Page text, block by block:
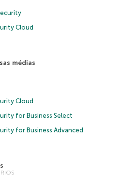
Cloud
médias
Cloud
for Business Select
for Business Advanced